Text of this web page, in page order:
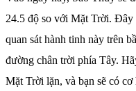
24.5 độ so với Mặt Trời. Đây
quan sát hành tinh này trên
đường chân trời phía Tây.
Mặt Trời lặn, và bạn sẽ có